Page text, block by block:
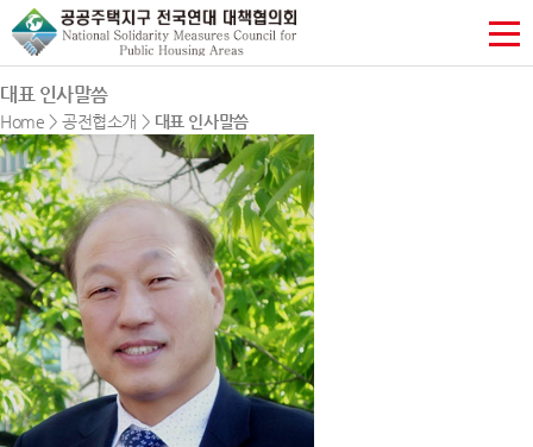
대표 인사말씀
Home > 공전협소개 > 대표 인사말씀